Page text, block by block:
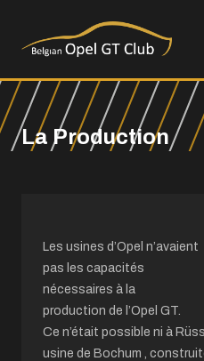
La Production
Les usines d’Opel n’avaient
pas les capacités
nécessaires à la
production de l’Opel GT.
Ce n’était possible ni à
usine de Bochum ,